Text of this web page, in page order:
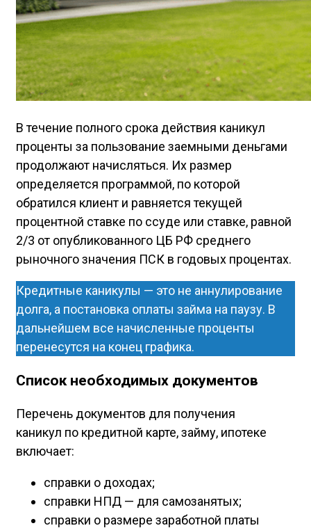
В течение полного срока действия каникул
проценты за пользование заемными деньгами
продолжают начисляться. Их размер
определяется программой, по которой
обратился клиент и равняется текущей
процентной ставке по ссуде или ставке, равной
2/3 от опубликованного ЦБ РФ среднего
рыночного значения ПСК в годовых процентах.
Кредитные каникулы — это не аннулирование
долга, а постановка оплаты займа на паузу. В
дальнейшем все начисленные проценты
перенесутся на конец графика.
Список необходимых документов
Перечень документов для получения
каникул по кредитной карте, займу, ипотеке
включает:
справки о доходах;
справки НПД — для самозанятых;
справки о размере заработной платы